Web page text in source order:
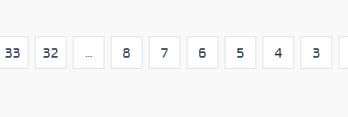
3
4
5
6
7
8
...
32
33